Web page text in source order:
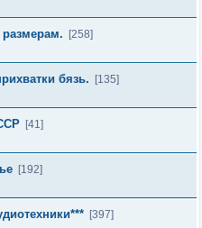
[258]
бязь.
[135]
[41]
[192]
[397]